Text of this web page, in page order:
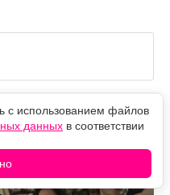
где снимали
с использованием файлов
данных в соответствии